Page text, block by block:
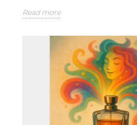
Read more